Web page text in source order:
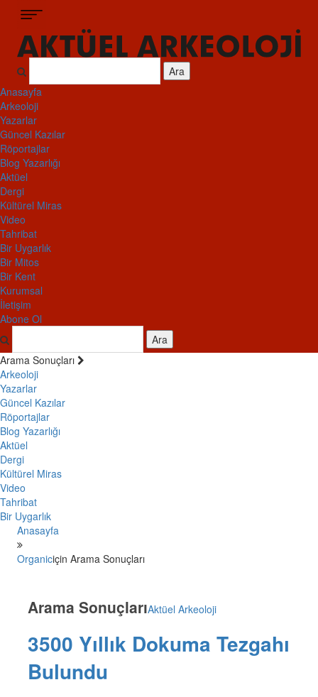
Ara
Anasayfa
Arkeoloji
Yazarlar
Güncel Kazılar
Röportajlar
Blog Yazarlığı
Aktüel
Dergi
Kültürel Miras
Video
Tahribat
Bir Uygarlık
Bir Mitos
Bir Kent
Kurumsal
İletişim
Abone Ol
Ara
Arama Sonuçları
Arkeoloji
Yazarlar
Güncel Kazılar
Röportajlar
Blog Yazarlığı
Aktüel
Dergi
Kültürel Miras
Video
Tahribat
Bir Uygarlık
Anasayfa
Organiciçin Arama Sonuçları
Arama SonuçlarıAktüel Arkeoloji
3500 Yıllık Dokuma Tezgahı
Bulundu